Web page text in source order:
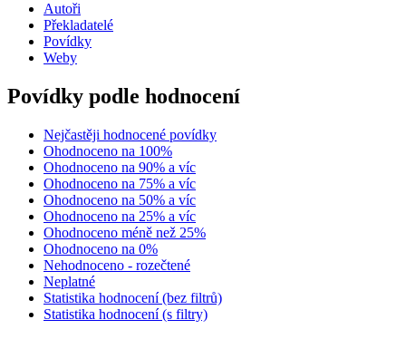
Autoři
Překladatelé
Povídky
Weby
Povídky podle hodnocení
Nejčastěji hodnocené povídky
Ohodnoceno na 100%
Ohodnoceno na 90% a víc
Ohodnoceno na 75% a víc
Ohodnoceno na 50% a víc
Ohodnoceno na 25% a víc
Ohodnoceno méně než 25%
Ohodnoceno na 0%
Nehodnoceno - rozečtené
Neplatné
Statistika hodnocení (bez filtrů)
Statistika hodnocení (s filtry)